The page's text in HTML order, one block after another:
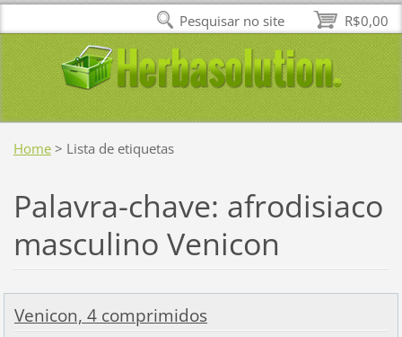
Home > Lista de etiquetas
Palavra-chave: afrodisiaco
masculino Venicon
Venicon, 4 comprimidos
R$0,00
Pesquisar no site